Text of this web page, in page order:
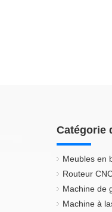
Catégorie
Meubles en
Routeur
Machine de
Machine à